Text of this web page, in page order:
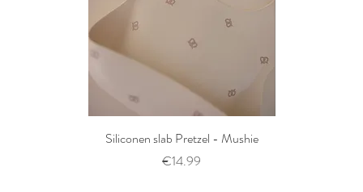
Siliconen slab Pretzel - Mushie
Prijs
€14.99